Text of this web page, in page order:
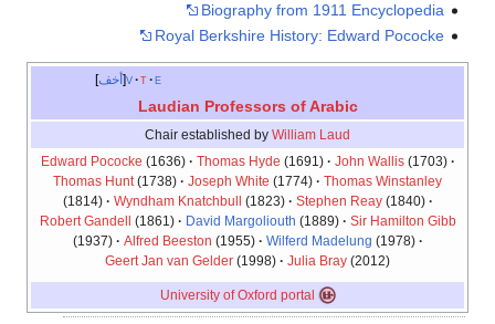
Biography from 1911 Encyclopedia
Royal Berkshire History: Edward Pococke
أخف v t e
Laudian Professors of Arabic
Chair established by William Laud
Edward Pococke (1636) Thomas Hyde (1691) John Wallis(1703)
Thomas Hunt(1738) Joseph White (1774)
Thomas Winstanley
(1814)
Wyndham Knatchbull (1823) Stephen Reay(1840)
Robert Gandell
(1861) David Margoliouth (1889)
Sir Hamilton Gibb
(1937)
Alfred Beeston (1955) Wilferd Madelung (1978)
Geert Jan van Gelder (1998) Julia Bray (2012)
University of Oxford portal